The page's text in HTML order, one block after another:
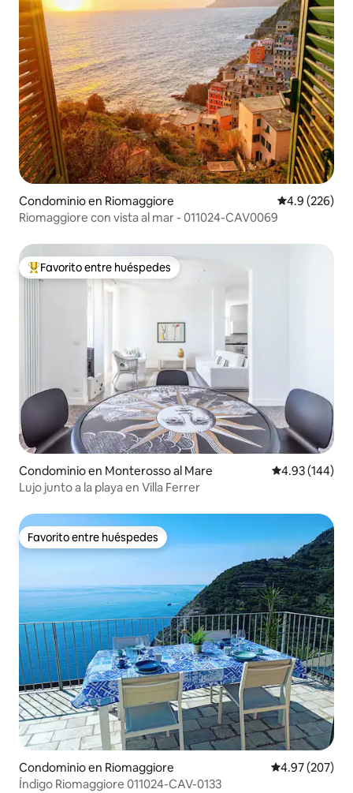
Condominio en Riomaggiore Calificación
4.9 (226)
Riomaggiore con vista al mar - 011024-CAV0069
De los mejores en Favorito entre huéspedes
Favorito entre huéspedes
Condominio en Monterosso al Mare Calificación
4.93 (144)
Lujo junto a la playa en Villa Ferrer
Favorito entre huéspedes
Favorito entre huéspedes
Condominio en Riomaggiore Calificación
4.97 (207)
Índigo Riomaggiore 011024-CAV-0133